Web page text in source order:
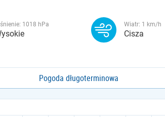
1018 hPa Wiatr: 1 km/h
Cisza
Pogoda długoterminowa